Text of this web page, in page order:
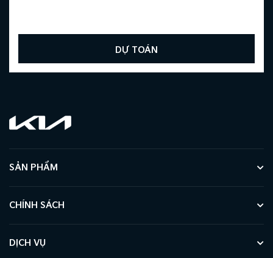
DỰ TOÁN
SẢN PHẨM
CHÍNH SÁCH
DỊCH VỤ